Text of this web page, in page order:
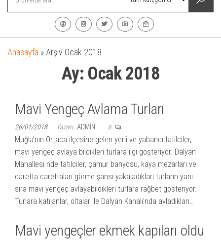
Anasayfa »Arşiv Ocak 2018
Ay: Ocak 2018
Mavi Yengeç Avlama Turları
26/01/2018 Yazarı ADMIN 0
Muğla’nın Ortaca ilçesine gelen yerli ve yabancı tatilciler,
mavi yengeç avlaya bildikleri turlara ilgi gösteriyor. Dalyan
Mahallesi nde tatilciler, çamur banyosu, kaya mezarları ve
caretta carettaları görme şansı yakaladıkları turların yanı
sıra mavi yengeç avlayabildikleri turlara rağbet gösteriyor.
Turlara katılanlar, oltalar ile Dalyan Kanalı’nda avladıkları…
Mavi yengeçler ekmek kapıları oldu